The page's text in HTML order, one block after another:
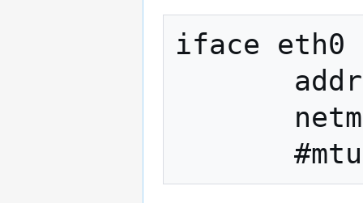
iface